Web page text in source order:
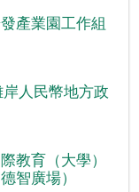
產業園工作組
人民幣地方政
教育（大學）
智廣場）